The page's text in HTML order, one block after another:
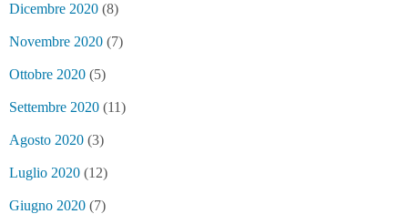
Dicembre 2020 (8)
Novembre 2020 (7)
Ottobre 2020 (5)
Settembre 2020 (11)
Agosto 2020 (3)
Luglio 2020 (12)
Giugno 2020 (7)